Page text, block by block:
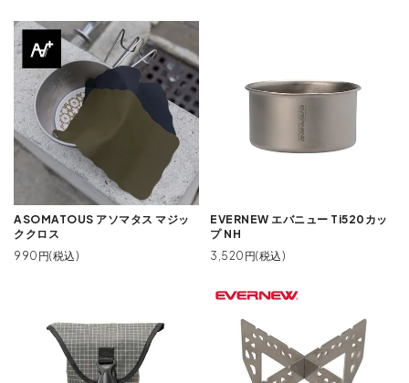
ASOMATOUS アソマタス マジッ
ククロス
990円(税込)
EVERNEW エバニュー Ti520カッ
プ NH
3,520円(税込)